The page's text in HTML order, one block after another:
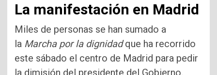
La manifestación en Madrid
Miles de personas se han sumado a
la Marcha por la dignidadque ha recorrido
este sábado el centro de Madrid para pedir
la dimisión del presidente del Gobierno,